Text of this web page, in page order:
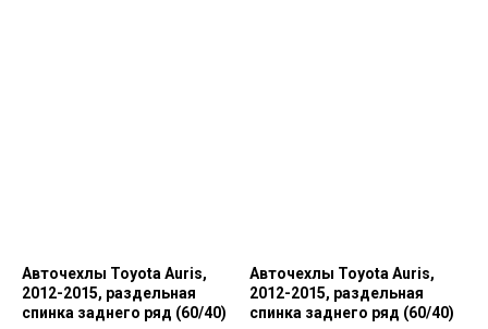
Авточехлы Toyota Auris,
2012-2015, раздельная
спинка заднего ряд (60/40)
Авточехлы Toyota Auris,
2012-2015, раздельная
спинка заднего ряд (60/40)